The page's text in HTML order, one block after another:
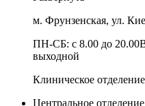
м. Фрунзенская, ул.
ПН-СБ: с 8.00 до
выходной
Клиническое отделение
Центральное